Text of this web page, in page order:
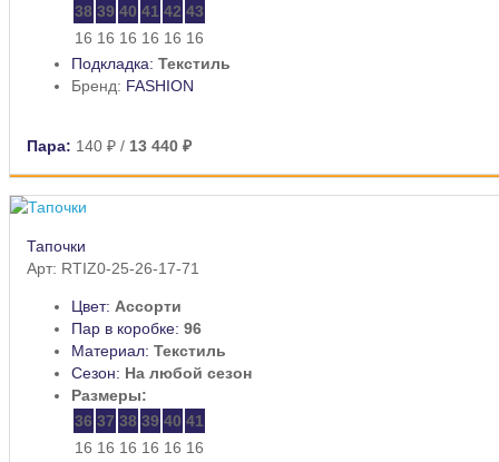
38 39 40 41 42 43
16 16 16 16 16 16
Подкладка: Текстиль
Бренд: FASHION
Пара: 140 ₽ / 13 440 ₽
Тапочки
Арт: RTIZ0-25-26-17-71
Цвет: Ассорти
Пар в коробке: 96
Материал: Текстиль
Сезон: На любой сезон
Размеры:
36 37 38 39 40 41
16 16 16 16 16 16